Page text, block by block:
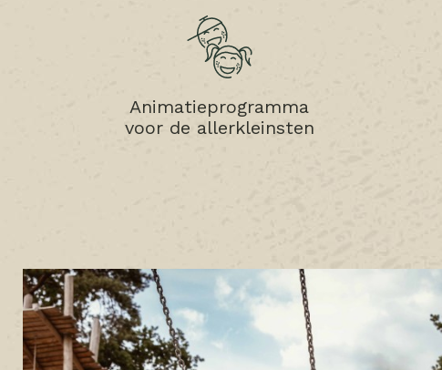
Animatieprogramma
voor de allerkleinsten